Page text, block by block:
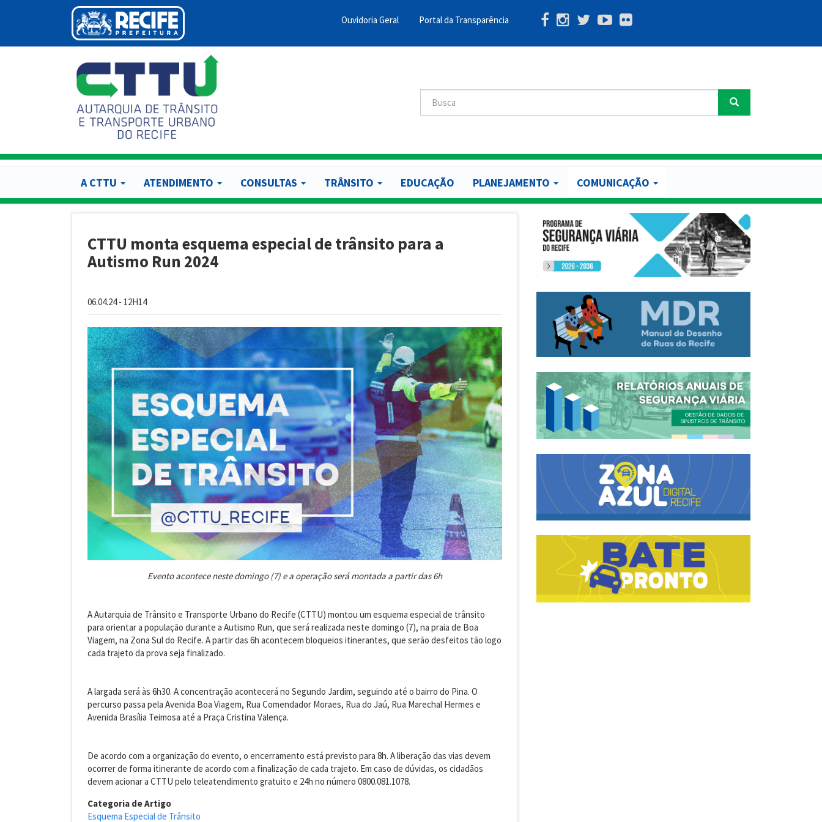
conteúdo
Menu
Barra
Ouvidoria Geral Portal da Transparência
Buscar Buscar
A CTTU ATENDIMENTO CONSULTAS TRÂNSITO EDUCAÇÃO PLANEJAMENTO COMUNICAÇÃO
CTTU monta esquema especial de trânsito para a
Autismo Run 2024
06.04.24 - 12H14
Evento acontece neste domingo (7) e a operação será montada a partir das 6h
A Autarquia de Trânsito e Transporte Urbano do Recife (CTTU) montou um esquema especial de trânsito
para orientar a população durante a Autismo Run, que será realizada neste domingo (7), na praia de Boa
Viagem, na Zona Sul do Recife. A partir das 6h acontecem bloqueios itinerantes, que serão desfeitos tão logo
cada trajeto da prova seja finalizado.
A largada será às 6h30. A concentração acontecerá no Segundo Jardim, seguindo até o bairro do Pina. O
percurso passa pela Avenida Boa Viagem, Rua Comendador Moraes, Rua do Jaú, Rua Marechal Hermes e
Avenida Brasília Teimosa até a Praça Cristina Valença.
De acordo com a organização do evento, o encerramento está previsto para 8h. A liberação das vias devem
ocorrer de forma itinerante de acordo com a finalização de cada trajeto. Em caso de dúvidas, os cidadãos
devem acionar a CTTU pelo teleatendimento gratuito e 24h no número 0800.081.1078.
Categoria de Artigo
Esquema Especial de Trânsito